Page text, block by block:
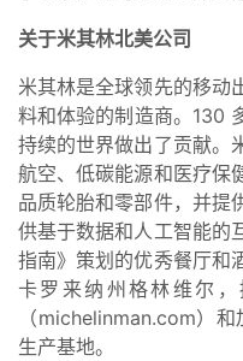
关于米其林北美公司
米其林是全球领先的移动
料和体验的制造商。130
持续的世界做出了贡献。
航空、低碳能源和医疗保
品质轮胎和零部件，并提
供基于数据和人工智能的
指南》策划的优秀餐厅和
卡罗来纳州格林维尔
（michelinman.com）
生产基地。